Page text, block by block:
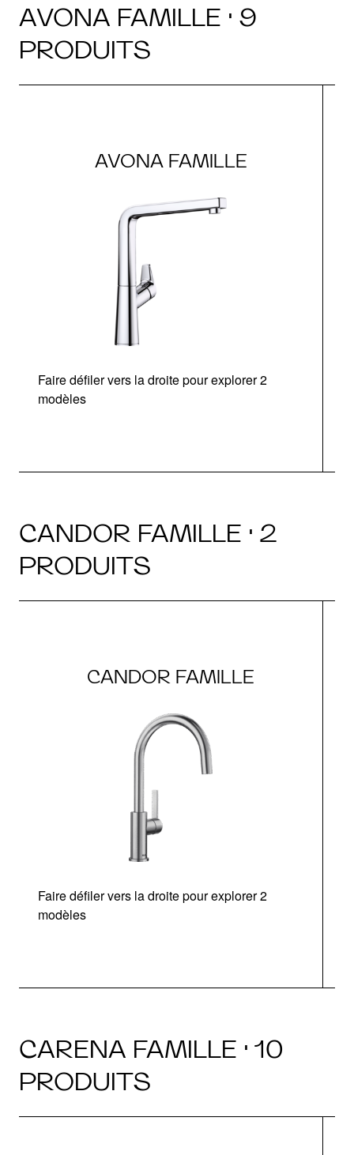
AVONA FAMILLE · 9
PRODUITS
AVONA FAMILLE
Faire défiler vers la droite pour explorer 2
modèles
CANDOR FAMILLE · 2
PRODUITS
CANDOR FAMILLE
Faire défiler vers la droite pour explorer 2
modèles
CARENA FAMILLE · 10
PRODUITS